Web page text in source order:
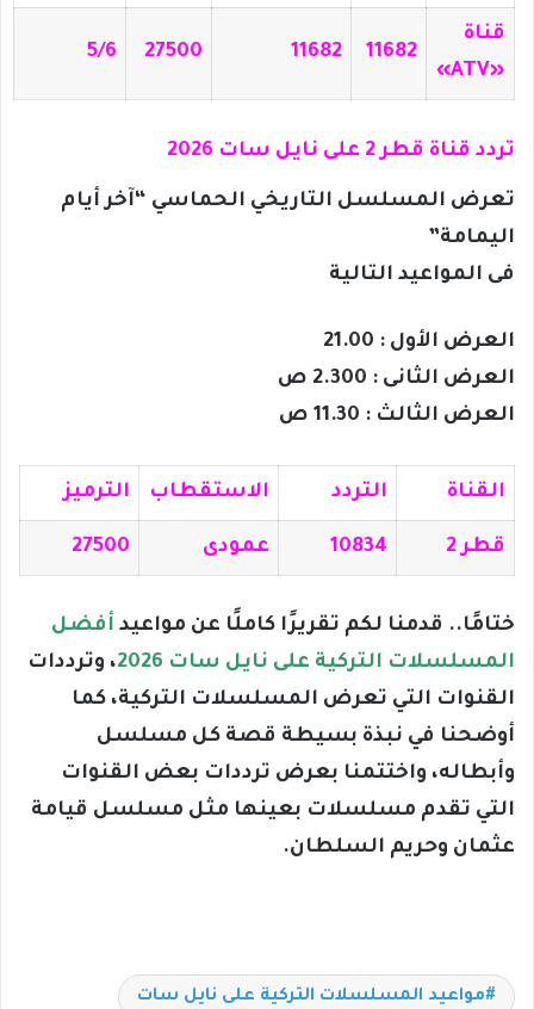
قناة
«ATV»
11682
11682
27500
5/6
تردد قناة قطر 2 على نايل سات 2026
تعرض المسلسل التاريخي الحماسي “آخر أيام
اليمامة”
فى المواعيد التالية
العرض الأول : 21.00
العرض الثانى : 2.300 ص
العرض الثالث : 11.30 ص
القناة التردد الاستقطاب الترميز
قطر 2 10834 عمودى 27500
ختامًا.. قدمنا لكم تقريرًا كاملًا عن مواعيد أفضل
المسلسلات التركية على نايل سات 2026
، وترددات
القنوات التي تعرض المسلسلات التركية، كما
أوضحنا في نبذة بسيطة قصة كل مسلسل
وأبطاله، واختتمنا بعرض ترددات بعض القنوات
التي تقدم مسلسلات بعينها مثل مسلسل قيامة
عثمان وحريم السلطان.
مواعيد المسلسلات التركية على نايل سات